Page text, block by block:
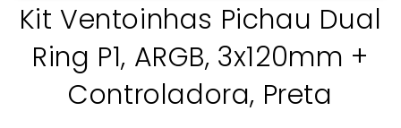
Kit Ventoinhas Pichau Dual
Ring P1, ARGB, 3x120mm +
Controladora, Preta